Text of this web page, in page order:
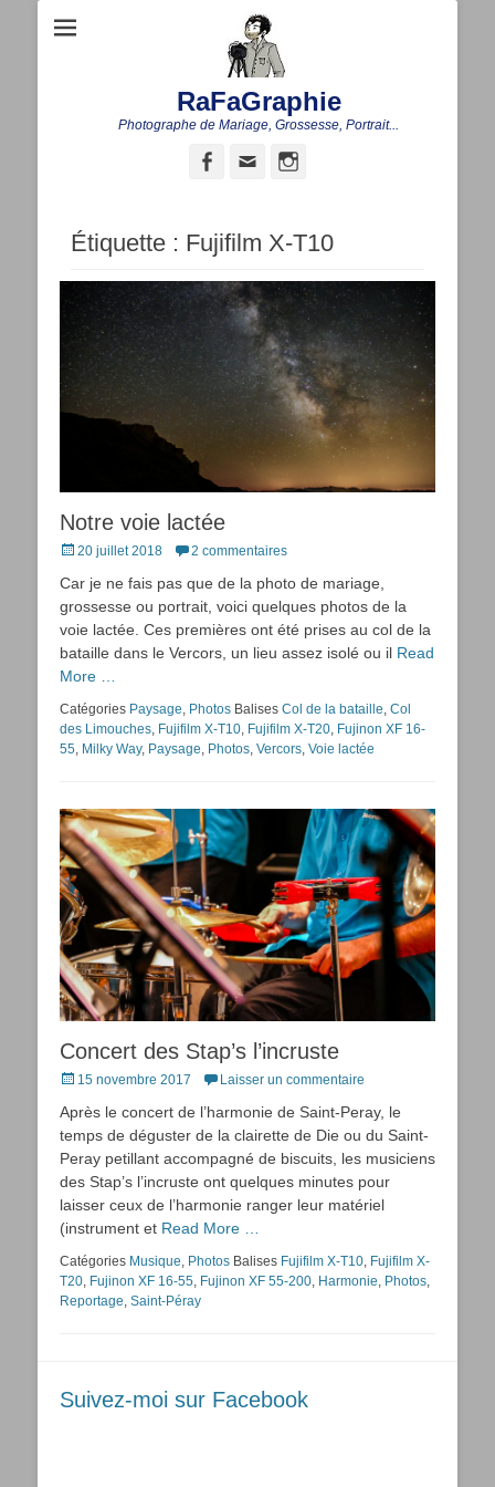
RaFaGraphie
Photographe de Mariage, Grossesse, Portrait...
Facebook
Adresse
Étiquette : Fujifilm X-T10
Notre voie lactée
Posted
20 juillet 2018 2 commentaires
Car je ne fais pas que de la photo de mariage,
grossesse ou portrait, voici quelques photos de la
voie lactée. Ces premières ont été prises au col de la
bataille dans le Vercors, un lieu assez isolé ou il Read
More …
Catégories Paysage, Photos Balises Col de la bataille, Col
des Limouches, Fujifilm X-T10, Fujifilm X-T20, Fujinon XF 16-
55, Milky Way, Paysage, Photos, Vercors, Voie lactée
Concert des Stap’s l’incruste
Posted
15 novembre 2017 Laisser un commentaire
Après le concert de l’harmonie de Saint-Peray, le
temps de déguster de la clairette de Die ou du Saint-
Peray petillant accompagné de biscuits, les musiciens
des Stap’s l’incruste ont quelques minutes pour
laisser ceux de l’harmonie ranger leur matériel
(instrument et Read More …
Catégories Musique Photos Balises Fujifilm X-T10 Fujifilm X-
T20 Fujinon XF 16-55 Fujinon XF 55-200 Harmonie Photos
Reportage Saint-Péray
Suivez-moi sur Facebook